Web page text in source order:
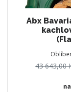
Abx
43 643,00